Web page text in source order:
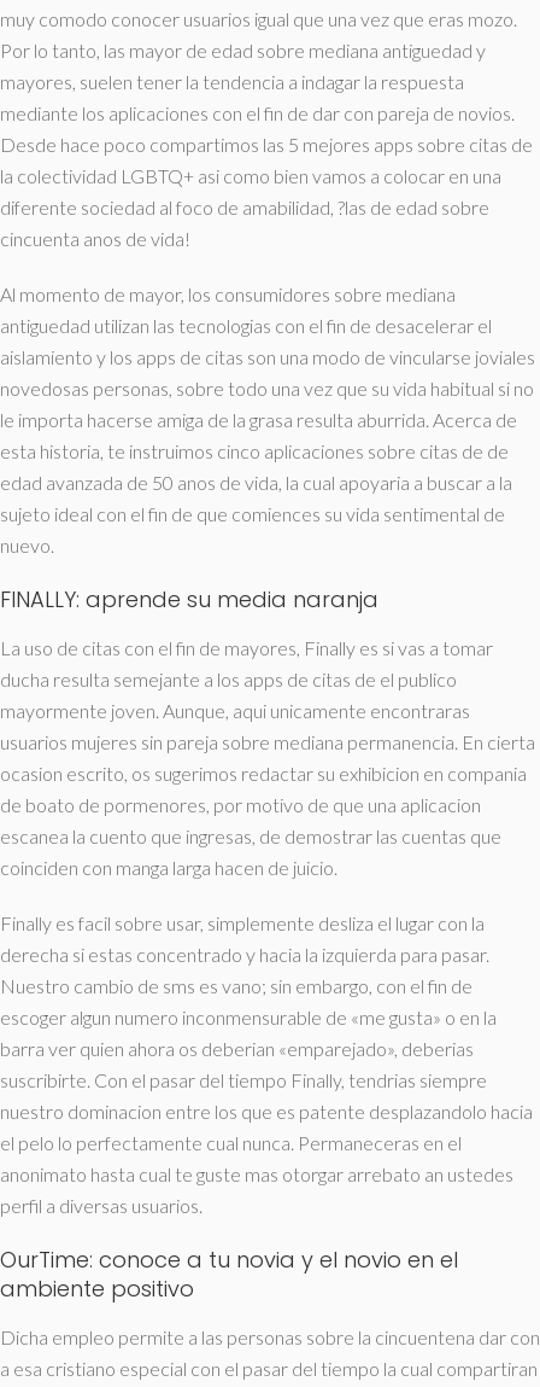
muy comodo conocer usuarios igual que una vez que eras mozo.
Por lo tanto, las mayor de edad sobre mediana antiguedad y
mayores, suelen tener la tendencia a indagar la respuesta
mediante los aplicaciones con el fin de dar con pareja de novios.
Desde hace poco compartimos las 5 mejores apps sobre citas de
la colectividad LGBTQ+ asi­ como bien vamos a colocar en una
diferente sociedad al foco de amabilidad, ?las de edad sobre
cincuenta anos de vida!
Al momento de mayor, los consumidores sobre mediana
antiguedad utilizan las tecnologias con el fin de desacelerar el
aislamiento y los apps de citas son una modo de vincularse joviales
novedosas personas, sobre todo una vez que su vida habitual si no
le importa hacerse amiga de la grasa resulta aburrida. Acerca de
esta historia, te instruimos cinco aplicaciones sobre citas de de
edad avanzada de 50 anos de vida, la cual apoyaria a buscar a la
sujeto ideal con el fin de que comiences su vida sentimental de
nuevo.
FINALLY: aprende su media naranja
La uso de citas con el fin de mayores, Finally es si vas a tomar
ducha resulta semejante a los apps de citas de el publico
mayormente joven. Aunque, aqui unicamente encontraras
usuarios mujeres sin pareja sobre mediana permanencia. En cierta
ocasion escrito, os sugerimos redactar su exhibicion en compania
de boato de pormenores, por motivo de que una aplicacion
escanea la cuento que ingresas, de demostrar las cuentas que
coinciden con manga larga hacen de juicio.
Finally es facil sobre usar, simplemente desliza el lugar con la
derecha si estas concentrado y hacia la izquierda para pasar.
Nuestro cambio de sms es vano; sin embargo, con el fin de
escoger algun numero inconmensurable de «me gusta» o en la
barra ver quien ahora os deberian «emparejado», deberias
suscribirte. Con el pasar del tiempo Finally, tendri­as siempre
nuestro dominacion entre los que es patente desplazandolo hacia
el pelo lo perfectamente cual nunca. Permaneceras en el
anonimato hasta cual te guste mas otorgar arrebato an ustedes
perfil a diversas usuarios.
OurTime: conoce a tu novia y el novio en el
ambiente positivo
Dicha empleo permite a las personas sobre la cincuentena dar con
a esa cristiano especial con el pasar del tiempo la cual compartiran